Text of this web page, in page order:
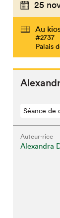
25
Au
#2737
Palais
Séance de
Auteur·rice
Alexandra